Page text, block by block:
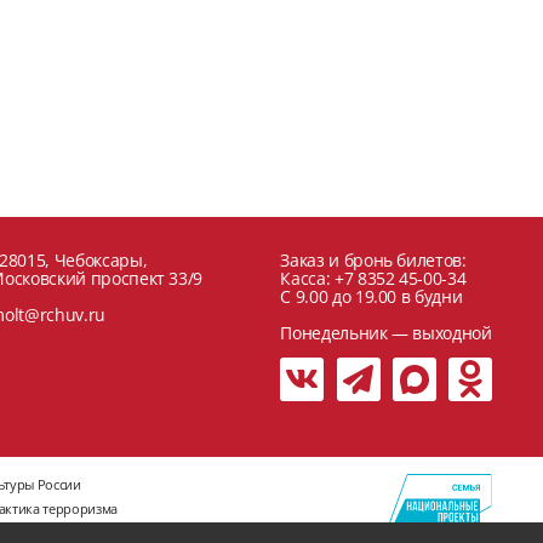
Чебоксары,
проспект 33/9
Заказ и бронь билетов:
Касса: +7 8352 45-00-34
C 9.00 до 19.00 в будни
Понедельник — выходной
России
терроризма